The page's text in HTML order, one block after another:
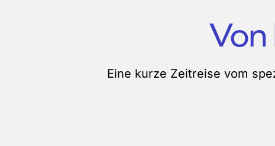
Eine kurze Zeitreise vom